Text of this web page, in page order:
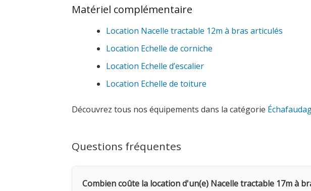
Matériel complémentaire
Location Nacelle tractable 12m à bras articulés
Location Echelle de corniche
Location Echelle d’escalier
Location Echelle de toiture
Découvrez tous nos équipements dans la catégorie
Questions fréquentes
Combien coûte la location d'un(e) Nacelle tractable 17m à